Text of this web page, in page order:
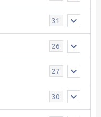
31
26
27
30